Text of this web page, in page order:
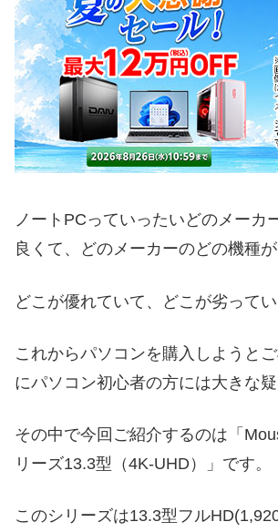
ノートPCっていったいどのメーカ
良くて、どのメーカーのどの機種
どこが優れていて、どこが劣ってい
これからパソコンを購入しようと
にパソコン初心者の方には大きな疑
その中で今回ご紹介するのは「
リーズ13.3型（4K-UHD）」です。
このシリーズは13.3型フル